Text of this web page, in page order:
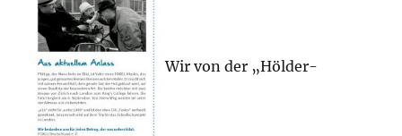
Wir von der „Hölder-